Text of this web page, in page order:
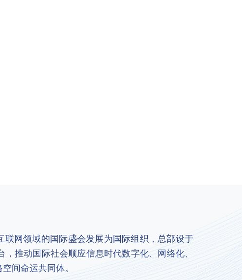
网领域的国际盛会发展为国际组织，总部设于
推动国际社会顺应信息时代数字化、网络化、
间命运共同体。